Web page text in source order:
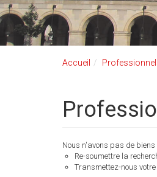
Accueil
Nous n'avons pas de
Re-soumettre la
Transmettez-nous